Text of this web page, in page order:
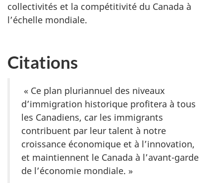
collectivités et la compétitivité du Canada à
l’échelle mondiale.
Citations
« Ce plan pluriannuel des niveaux
d’immigration historique profitera à tous
les Canadiens, car les immigrants
contribuent par leur talent à notre
croissance économique et à l’innovation,
et maintiennent le Canada à l’avant-garde
de l’économie mondiale. »